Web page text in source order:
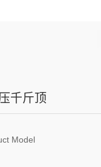
千斤顶
Model